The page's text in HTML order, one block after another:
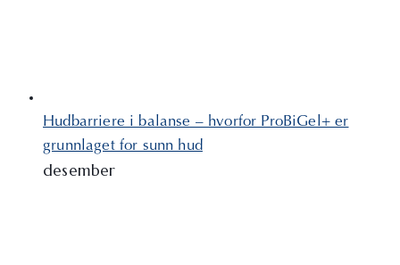
Hudbarriere i balanse – hvorfor ProBiGel+ er
grunnlaget for sunn hud
desember